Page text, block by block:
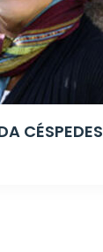
CÉSPEDES